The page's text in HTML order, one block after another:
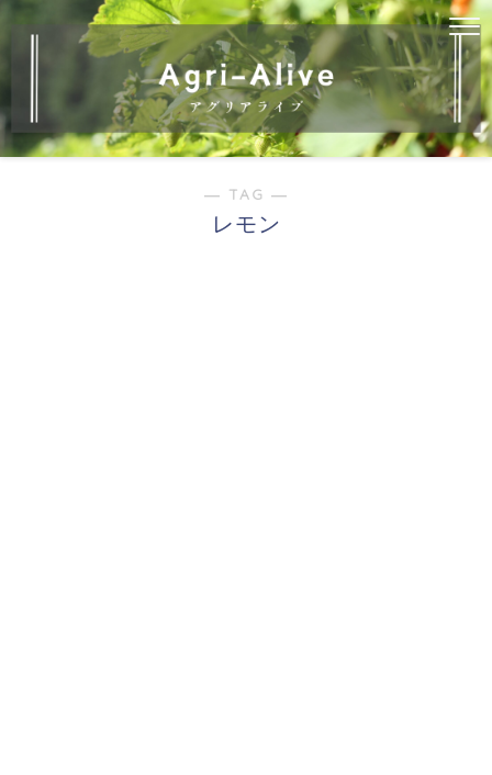
― TAG ―
レモン